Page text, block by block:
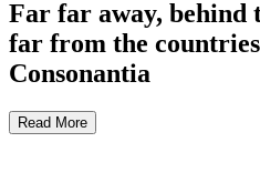
Far far away, behind
far from the
Consonantia
Read More